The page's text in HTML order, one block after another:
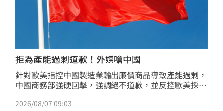
拒為產能過剩道歉！外媒嗆中國
針對歐美指控中國製造業輸出廉價商品導致產能過剩，
中國商務部強硬回擊，強調絕不道歉，並反控歐美採取
力歸功於創新，卻刻意忽視國家機器長期補貼與深度介
2026/08/07 09:03